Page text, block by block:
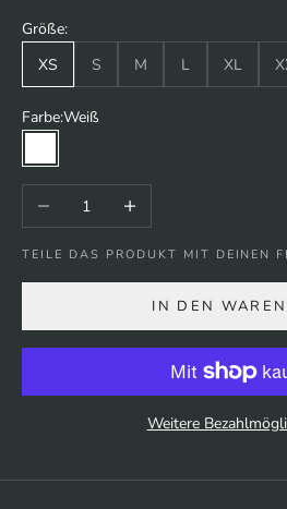
Größe:
XS
S M L XL
Farbe:Weiß
Weiß
Anzahl verringernAnzahl erhöhen
TEILE DAS PRODUKT MIT DEINEN
IN DEN
Weitere